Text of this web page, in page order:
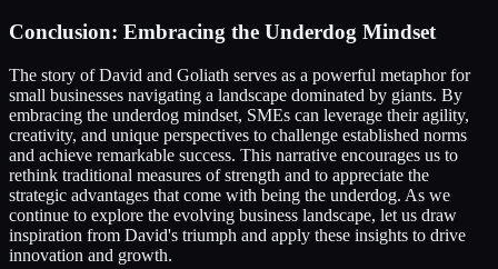
Conclusion: Embracing the Underdog Mindset
The story of David and Goliath serves as a powerful metaphor for
small businesses navigating a landscape dominated by giants. By
embracing the underdog mindset, SMEs can leverage their agility,
creativity, and unique perspectives to challenge established norms
and achieve remarkable success. This narrative encourages us to
rethink traditional measures of strength and to appreciate the
strategic advantages that come with being the underdog. As we
continue to explore the evolving business landscape, let us draw
inspiration from David's triumph and apply these insights to drive
innovation and growth.